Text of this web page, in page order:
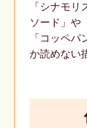
「シナモ
ソード」や
「コッペ
か読めない